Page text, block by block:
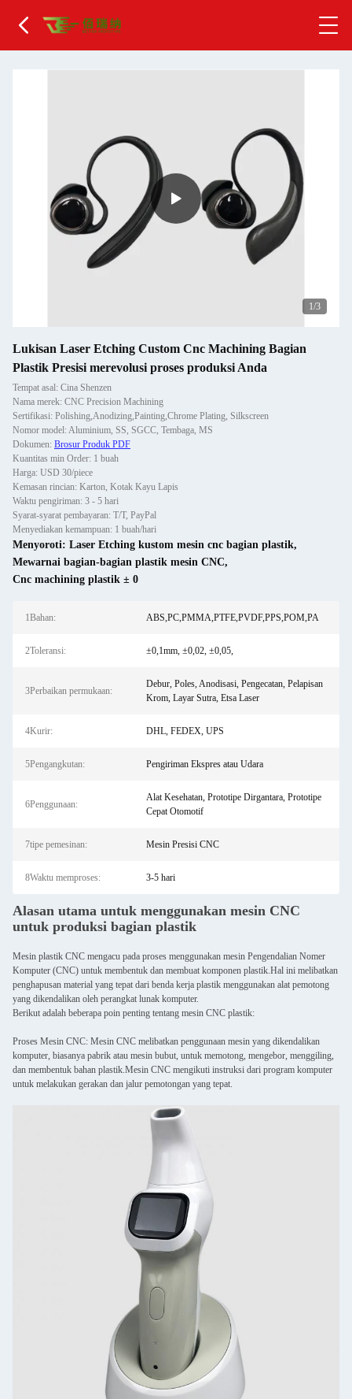
1/3
Lukisan Laser Etching Custom Cnc Machining Bagian
Plastik Presisi merevolusi proses produksi Anda
Tempat asal: Cina Shenzen
Nama merek: CNC Precision Machining
Sertifikasi: Polishing,Anodizing,Painting,Chrome Plating, Silkscreen
Nomor model: Aluminium, SS, SGCC, Tembaga, MS
Dokumen: Brosur Produk PDF
Kuantitas min Order: 1 buah
Harga: USD 30/piece
Kemasan rincian: Karton, Kotak Kayu Lapis
Waktu pengiriman: 3 - 5 hari
Syarat-syarat pembayaran: T/T, PayPal
Menyediakan kemampuan: 1 buah/hari
Menyoroti: Laser Etching kustom mesin cnc bagian plastik,
Mewarnai bagian-bagian plastik mesin CNC,
Cnc machining plastik ± 0
1Bahan: ABS,PC,PMMA,PTFE,PVDF,PPS,POM,PA
2Toleransi: ±0,1mm, ±0,02, ±0,05,
3Perbaikan permukaan:
Debur, Poles, Anodisasi, Pengecatan, Pelapisan
Krom, Layar Sutra, Etsa Laser
4Kurir: DHL, FEDEX, UPS
5Pengangkutan: Pengiriman Ekspres atau Udara
6Penggunaan:
Alat Kesehatan, Prototipe Dirgantara, Prototipe
Cepat Otomotif
7tipe pemesinan: Mesin Presisi CNC
8Waktu memproses: 3-5 hari
Alasan utama untuk menggunakan mesin CNC
untuk produksi bagian plastik
Mesin plastik CNC mengacu pada proses menggunakan mesin Pengendalian Nomer
Komputer (CNC) untuk membentuk dan membuat komponen plastik.Hal ini melibatkan
penghapusan material yang tepat dari benda kerja plastik menggunakan alat pemotong
yang dikendalikan oleh perangkat lunak komputer.
Berikut adalah beberapa poin penting tentang mesin CNC plastik:
Proses Mesin CNC: Mesin CNC melibatkan penggunaan mesin yang dikendalikan
komputer, biasanya pabrik atau mesin bubut, untuk memotong, mengebor, menggiling,
dan membentuk bahan plastik.Mesin CNC mengikuti instruksi dari program komputer
untuk melakukan gerakan dan jalur pemotongan yang tepat.